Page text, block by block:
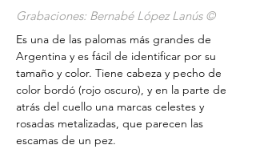
Grabaciones: Bernabé López Lanús ©
Es una de las palomas más grandes de
Argentina y es fácil de identificar por su
tamaño y color. Tiene cabeza y pecho de
color bordó (rojo oscuro), y en la parte de
atrás del cuello una marcas celestes y
rosadas metalizadas, que parecen las
escamas de un pez.